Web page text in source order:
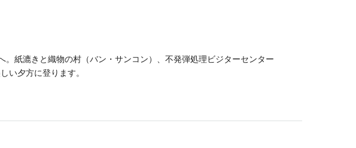
紙漉きと織物の村（バン・サンコン）、不発弾処理ビジターセンター
い夕方に登ります。